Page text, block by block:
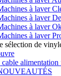
à laver
à laver
à laver
à laver
alimentation